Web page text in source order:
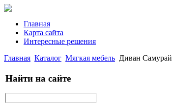
Главная
Карта сайта
Интересные решения
Главная Каталог Мягкая мебель Диван Самурай
Найти на сайте